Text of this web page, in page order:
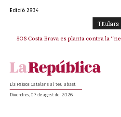
Edició 2934
TItulars
SOS Costa Brava es planta contra la
Els Països Catalans al teu abast
Divendres, 07 de agost del 2026